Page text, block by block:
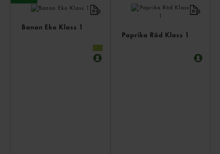
Banan Eko Klass 1
Paprika Röd Klass 1